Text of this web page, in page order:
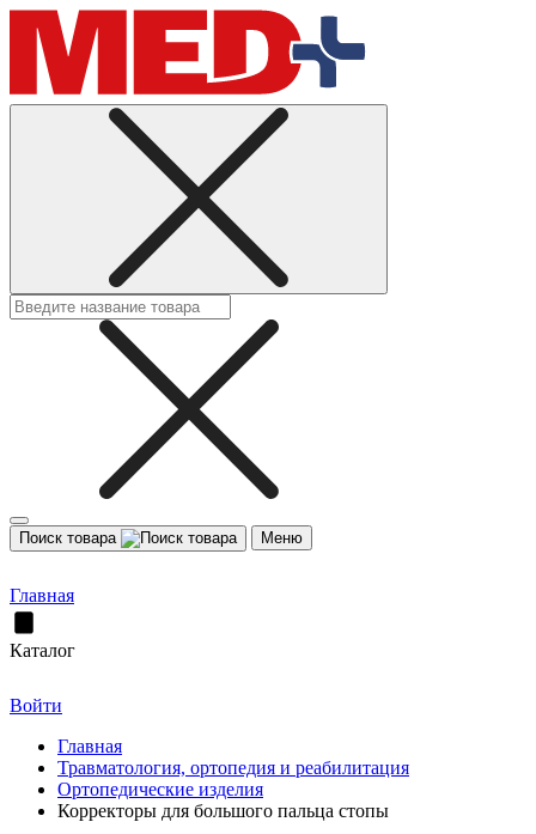
Поиск товара Меню
Главная
Каталог
Войти
Главная
Травматология, ортопедия и реабилитация
Ортопедические изделия
Корректоры для большого пальца стопы